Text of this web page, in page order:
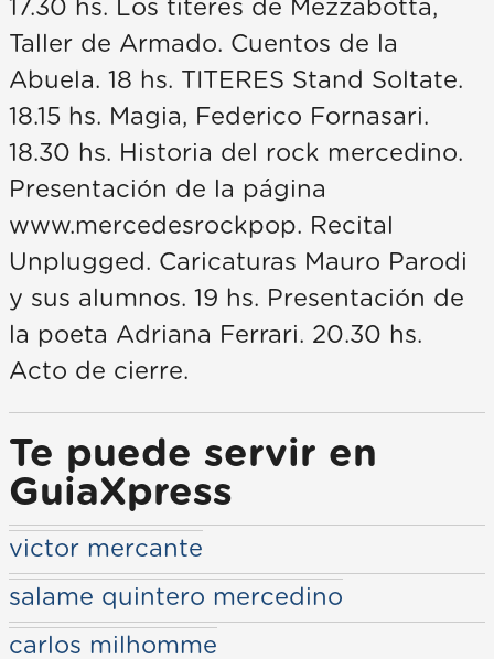
17.30 hs. Los títeres de Mezzabotta,
Taller de Armado. Cuentos de la
Abuela. 18 hs. TITERES Stand Soltate.
18.15 hs. Magia, Federico Fornasari.
18.30 hs. Historia del rock mercedino.
Presentación de la página
www.mercedesrockpop. Recital
Unplugged. Caricaturas Mauro Parodi
y sus alumnos. 19 hs. Presentación de
la poeta Adriana Ferrari. 20.30 hs.
Acto de cierre.
Te puede servir en
GuiaXpress
victor mercante
salame quintero mercedino
carlos milhomme